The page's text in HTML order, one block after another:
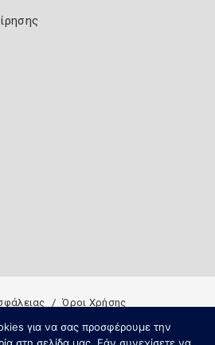
Όροι Χρήσης
για να σας προσφέρουμε την
Knowledge A.E.